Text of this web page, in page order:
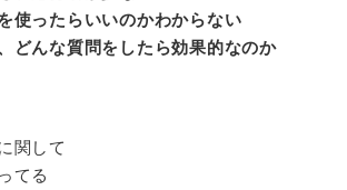
使ったらいいのかわからない
どんな質問をしたら効果的なのか
関して
てる